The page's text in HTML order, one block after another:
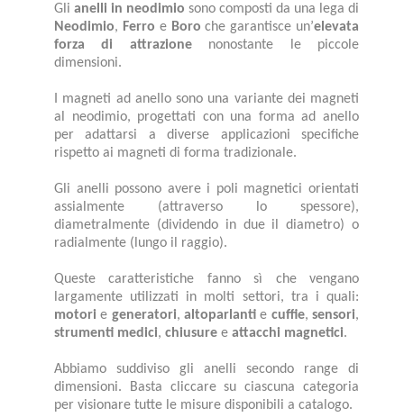
Gli anelli in neodimio sono composti da una lega di
Neodimio, Ferro e Boroche garantisce un’elevata
forza di attrazionenonostante le piccole
dimensioni.
I magneti ad anello sono una variante dei magneti
al neodimio, progettati con una forma ad anello
per adattarsi a diverse applicazioni specifiche
rispetto ai magneti di forma tradizionale.
Gli anelli possono avere i poli magnetici orientati
assialmente (attraverso lo spessore),
diametralmente (dividendo in due il diametro) o
radialmente (lungo il raggio).
Queste caratteristiche fanno sì che vengano
largamente utilizzati in molti settori, tra i quali:
motorie generatori,altoparlantie cuffie,sensori,
strumenti medici, chiusure e attacchi magnetici.
Abbiamo suddiviso gli anelli secondo range di
dimensioni. Basta cliccare su ciascuna categoria
per visionare tutte le misure disponibili a catalogo.